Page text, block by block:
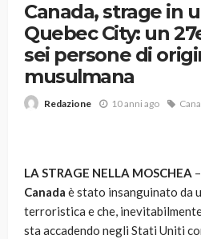
Canada, strage in
Quebec City: un
sei persone di
musulmana
Redazione 10 anni ago
LA STRAGE NELLA MOSCHEA
Canada è stato insanguinato da
terroristica e che,
sta accadendo negli Stati Uniti